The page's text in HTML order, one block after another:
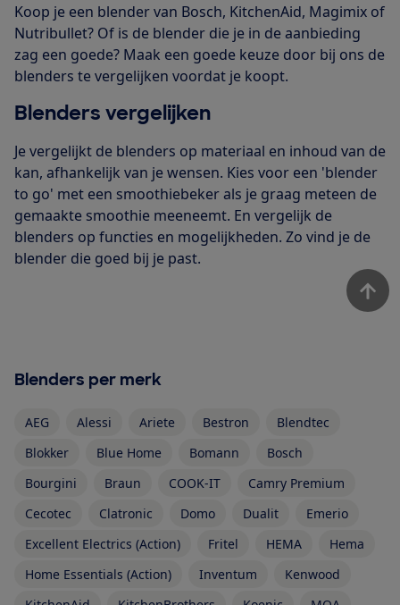
Koop je een blender van Bosch, KitchenAid, Magimix of
Nutribullet? Of is de blender die je in de aanbieding
zag een goede? Maak een goede keuze door bij ons de
blenders te vergelijken voordat je koopt.
Blenders vergelijken
Je vergelijkt de blenders op materiaal en inhoud van de
kan, afhankelijk van je wensen. Kies voor een 'blender
to go' met een smoothiebeker als je graag meteen de
gemaakte smoothie meeneemt. En vergelijk de
blenders op functies en mogelijkheden. Zo vind je de
blender die goed bij je past.
Blenders per merk
AEG Alessi Ariete Bestron
Blendtec
Blokker
Blue Home Bomann
Bosch
Bourgini
Braun COOK-IT
Camry Premium
Cecotec
Clatronic Domo Dualit
Emerio
Excellent Electrics (Action)
Fritel HEMA
Hema
Home Essentials (Action)
Inventum
Kenwood